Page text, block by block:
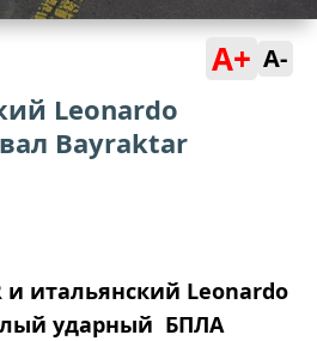
A+ A-
Leonardo
Bayraktar
и итальянский Leonardo
ударный БПЛА